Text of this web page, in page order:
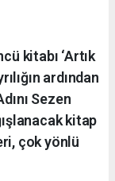
kitabı ‘Artık
ardından
Sezen
kitap
çok yönlü